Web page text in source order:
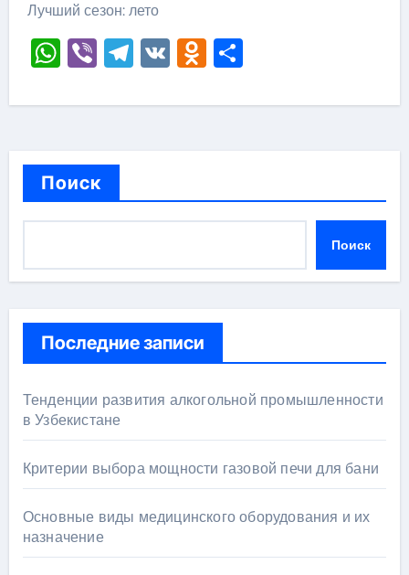
Лучший сезон: лето
WhatsApp
ViberTelegram
VKOdnoklassniki
Отправить
Поиск
Поиск
Последние записи
Тенденции развития алкогольной промышленности
в Узбекистане
Критерии выбора мощности газовой печи для бани
Основные виды медицинского оборудования и их
назначение